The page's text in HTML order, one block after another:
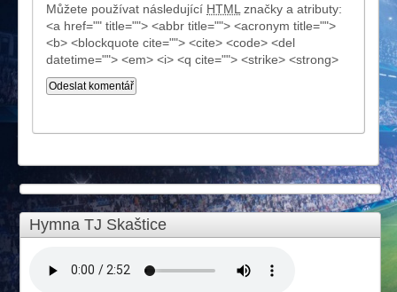
Můžete používat následující HTML značky a atributy:
<a href="" title=""> <abbr title=""> <acronym title="">
<b> <blockquote cite=""> <cite> <code> <del
datetime=""> <em> <i> <q cite=""> <strike> <strong>
Hymna TJ Skaštice